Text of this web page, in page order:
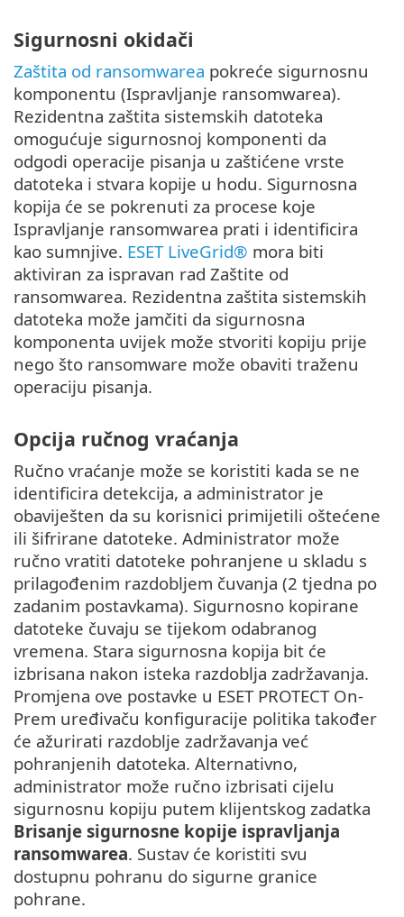
Sigurnosni okidači
Zaštita od ransomwarea pokreće sigurnosnu
komponentu (Ispravljanje ransomwarea).
Rezidentna zaštita sistemskih datoteka
omogućuje sigurnosnoj komponenti da
odgodi operacije pisanja u zaštićene vrste
datoteka i stvara kopije u hodu. Sigurnosna
kopija će se pokrenuti za procese koje
Ispravljanje ransomwarea prati i identificira
kao sumnjive. ESET LiveGrid® mora biti
aktiviran za ispravan rad Zaštite od
ransomwarea. Rezidentna zaštita sistemskih
datoteka može jamčiti da sigurnosna
komponenta uvijek može stvoriti kopiju prije
nego što ransomware može obaviti traženu
operaciju pisanja.
Opcija ručnog vraćanja
Ručno vraćanje može se koristiti kada se ne
identificira detekcija, a administrator je
obaviješten da su korisnici primijetili oštećene
ili šifrirane datoteke. Administrator može
ručno vratiti datoteke pohranjene u skladu s
prilagođenim razdobljem čuvanja (2 tjedna po
zadanim postavkama). Sigurnosno kopirane
datoteke čuvaju se tijekom odabranog
vremena. Stara sigurnosna kopija bit će
izbrisana nakon isteka razdoblja zadržavanja.
Promjena ove postavke u ESET PROTECT On-
Prem uređivaču konfiguracije politika također
će ažurirati razdoblje zadržavanja već
pohranjenih datoteka. Alternativno,
administrator može ručno izbrisati cijelu
sigurnosnu kopiju putem klijentskog zadatka
Brisanje sigurnosne kopije ispravljanja
ransomwarea. Sustav će koristiti svu
dostupnu pohranu do sigurne granice
pohrane.